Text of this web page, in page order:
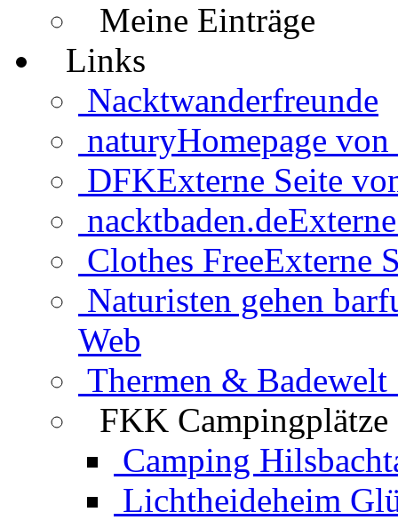
Meine Einträge
Links
Nacktwanderfreunde
naturyHomepage
DFKExterne Seite
nacktbaden.de
Clothes FreeExterne
Naturisten gehen
Web
Thermen & Badewelt
FKK Campingplätze
Camping
Lichtheideheim